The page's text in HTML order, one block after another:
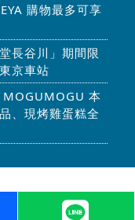
購物最多可享
長谷川」期間限
京車站
MOGUMOGU 本
、現烤雞蛋糕全
Reserved.